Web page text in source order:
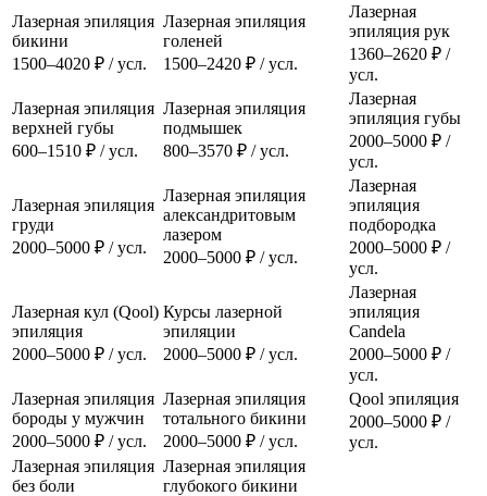
Лазерная эпиляция
бикини
1500–4020 ₽ / усл.
Лазерная эпиляция
голеней
1500–2420 ₽ / усл.
Лазерная
эпиляция рук
1360–2620 ₽ /
усл.
Лазерная эпиляция
верхней губы
600–1510 ₽ / усл.
Лазерная эпиляция
подмышек
800–3570 ₽ / усл.
Лазерная
эпиляция губы
2000–5000 ₽ /
усл.
Лазерная эпиляция
груди
2000–5000 ₽ / усл.
Лазерная эпиляция
александритовым
лазером
2000–5000 ₽ / усл.
Лазерная
эпиляция
подбородка
2000–5000 ₽ /
усл.
Лазерная кул (Qool)
эпиляция
2000–5000 ₽ / усл.
Курсы лазерной
эпиляции
2000–5000 ₽ / усл.
Лазерная
эпиляция
Candela
2000–5000 ₽ /
усл.
Лазерная эпиляция
бороды у мужчин
2000–5000 ₽ / усл.
Лазерная эпиляция
тотального бикини
2000–5000 ₽ / усл.
Qool эпиляция
2000–5000 ₽ /
усл.
Лазерная эпиляция
без боли
Лазерная эпиляция
глубокого бикини